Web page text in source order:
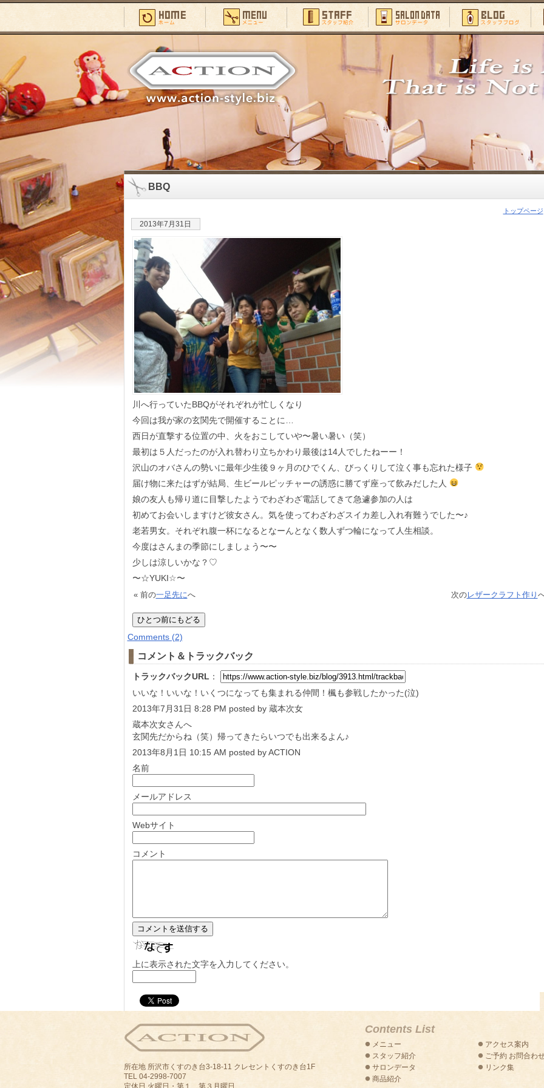
BBQ
トップページ
2013年7月31日
川へ行っていたBBQがそれぞれが忙しくなり
今回は我が家の玄関先で開催することに…
西日が直撃する位置の中、火をおこしていや〜暑い暑い（笑）
最初は５人だったのが入れ替わり立ちかわり最後は14人でしたねーー！
沢山のオバさんの勢いに最年少生後９ヶ月のひでくん、びっくりして泣く事も忘れた様子
届け物に来たはずが結局、生ビールピッチャーの誘惑に勝てず座って飲みだした人
娘の友人も帰り道に目撃したようでわざわざ電話してきて急遽参加の人は
初めてお会いしますけど彼女さん。気を使ってわざわざスイカ差し入れ有難うでした〜♪
老若男女。それぞれ腹一杯になるとなーんとなく数人ずつ輪になって人生相談。
今度はさんまの季節にしましょう〜〜
少しは涼しいかな？♡
〜☆YUKI☆〜
« 前の一足先にへ 次のレザークラフト作り
Comments (2)
コメント＆トラックバック
トラックバックURL ：
いいな！いいな！いくつになっても集まれる仲間！楓も参戦したかった(泣)
2013年7月31日 8:28 PM posted by 蔵本次女
蔵本次女さんへ
玄関先だからね（笑）帰ってきたらいつでも出来るよん♪
2013年8月1日 10:15 AM posted by ACTION
名前
メールアドレス
Webサイト
コメント
上に表示された文字を入力してください。
所在地 所沢市くすのき台3-18-11 クレセントくすのき台1F
TEL 04-2998-7007
定休日 火曜日・第１、第３月曜日
Contents List
メニュー
スタッフ紹介
サロンデータ
商品紹介
アクセス案内
ご予約 お問合わ
リンク集